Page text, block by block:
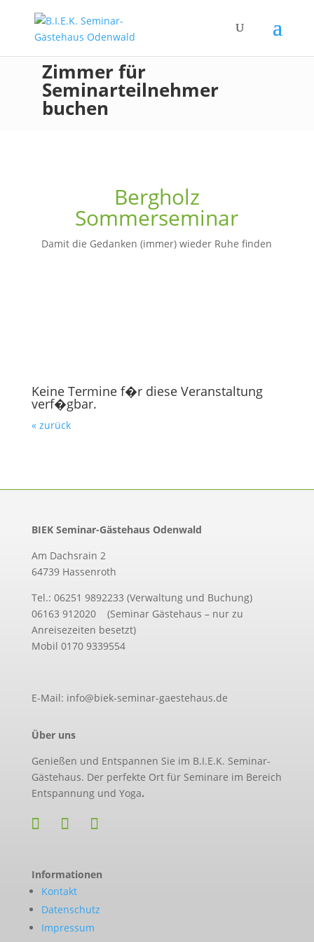
Zimmer für
Seminarteilnehmer
buchen
Bergholz
Sommerseminar
Damit die Gedanken (immer) wieder Ruhe finden
Keine Termine f�r diese Veranstaltung
verf�gbar.
« zurück
BIEK Seminar-Gästehaus Odenwald
Am Dachsrain 2
64739 Hassenroth
Tel.: 06251 9892233 (Verwaltung und Buchung)
06163 912020 (Seminar Gästehaus – nur zu
Anreisezeiten besetzt)
Mobil 0170 9339554
E-Mail: info@biek-seminar-gaestehaus.de
Über uns
Genießen und Entspannen Sie im B.I.E.K. Seminar-
Gästehaus. Der perfekte Ort für Seminare im Bereich
Entspannung und Yoga.
Informationen
Kontakt
Datenschutz
Impressum